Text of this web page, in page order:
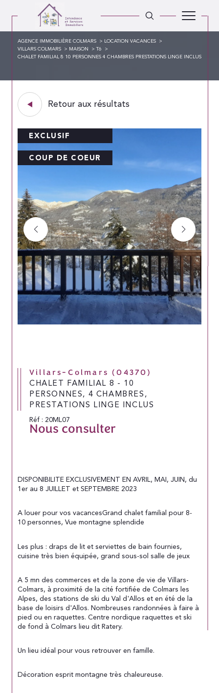
AGENCE IMMOBILIÈRE COLMARS
LOCATION VACANCES
VILLARS COLMARS
MAISON
T6
CHALET FAMILIAL 8 10 PERSONNES 4 CHAMBRES PRESTATIONS LINGE INCLUS
Retour aux résultats
EXCLUSIF
COUP DE COEUR
Villars-Colmars (04370)
CHALET FAMILIAL 8 - 10
PERSONNES, 4 CHAMBRES,
PRESTATIONS LINGE INCLUS
Réf : 20ML07
Nous consulter
DISPONIBILITE EXCLUSIVEMENT EN AVRIL, MAI, JUIN, du
1er au 8 JUILLET et SEPTEMBRE 2023
A louer pour vos vacancesGrand chalet familial pour 8-
10 personnes, Vue montagne splendide
Les plus : draps de lit et serviettes de bain fournies,
cuisine très bien équipée, grand sous-sol salle de jeux
A 5 mn des commerces et de la zone de vie de Villars-
Colmars, à proximité de la cité fortifiée de Colmars les
Alpes, des stations de ski du Val d'Allos et en été de la
base de loisirs d'Allos. Nombreuses randonnées à faire à
pied ou en raquettes. Centre nordique raquettes et ski
de fond à Colmars lieu dit Ratery.
Un lieu idéal pour vous retrouver en famille.
Décoration esprit montagne très chaleureuse.